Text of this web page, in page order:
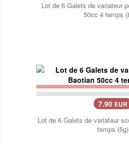
Lot de 6 Galets de variateur
50cc 4 temps
7.90 EUR
Lot de 6 Galets de variateur
temps (5g)